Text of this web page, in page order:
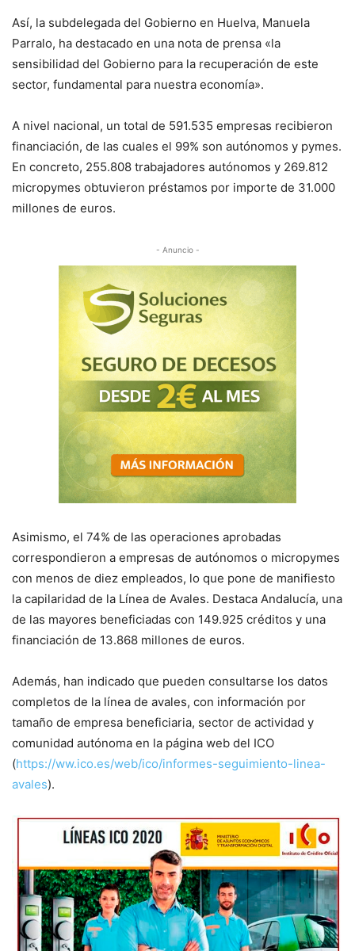
Así, la subdelegada del Gobierno en Huelva, Manuela
Parralo, ha destacado en una nota de prensa «la
sensibilidad del Gobierno para la recuperación de este
sector, fundamental para nuestra economía».
A nivel nacional, un total de 591.535 empresas recibieron
financiación, de las cuales el 99% son autónomos y pymes.
En concreto, 255.808 trabajadores autónomos y 269.812
micropymes obtuvieron préstamos por importe de 31.000
millones de euros.
- Anuncio -
Asimismo, el 74% de las operaciones aprobadas
correspondieron a empresas de autónomos o micropymes
con menos de diez empleados, lo que pone de manifiesto
la capilaridad de la Línea de Avales. Destaca Andalucía, una
de las mayores beneficiadas con 149.925 créditos y una
financiación de 13.868 millones de euros.
Además, han indicado que pueden consultarse los datos
completos de la línea de avales, con información por
tamaño de empresa beneficiaria, sector de actividad y
comunidad autónoma en la página web del ICO
(https://ww.ico.es/web/ico/informes-seguimiento-linea-
avales).